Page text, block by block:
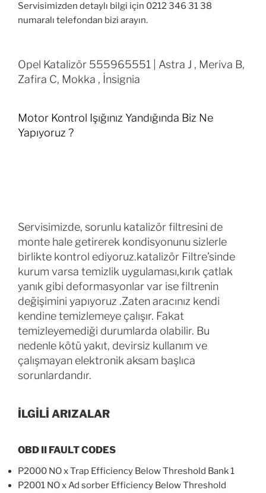
Servisimizden detaylı bilgi için 0212 346 31 38
numaralı telefondan bizi arayın.
Opel Katalizör 555965551 | Astra J , Meriva B,
Zafira C, Mokka , İnsignia
Motor Kontrol Işığınız Yandığında Biz Ne
Yapıyoruz ?
Servisimizde, sorunlu katalizör filtresini de
monte hale getirerek kondisyonunu sizlerle
birlikte kontrol ediyoruz.katalizör Filtre’sinde
kurum varsa temizlik uygulaması,kırık çatlak
yanık gibi deformasyonlar var ise filtrenin
değişimini yapıyoruz .Zaten aracınız kendi
kendine temizlemeye çalışır. Fakat
temizleyemediği durumlarda olabilir. Bu
nedenle kötü yakıt, devirsiz kullanım ve
çalışmayan elektronik aksam başlıca
sorunlardandır.
İLGİLİ ARIZALAR
OBD II FAULT CODES
P2000 NO x Trap Efficiency Below Threshold Bank 1
P2001 NO x Ad sorber Efficiency Below Threshold